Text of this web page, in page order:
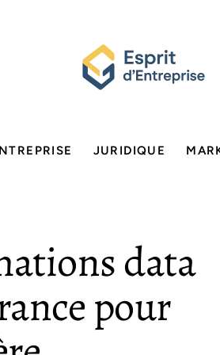
JURIDIQUE
data
pour